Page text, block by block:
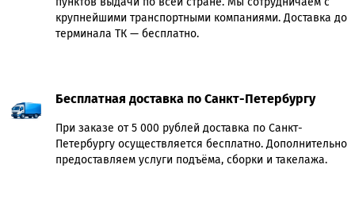
крупнейшими транспортными компаниями. Доставка до
терминала ТК — бесплатно.
Бесплатная доставка по Санкт-Петербургу
При заказе от 5 000 рублей доставка по Санкт-
Петербургу осуществляется бесплатно. Дополнительно
предоставляем услуги подъёма, сборки и такелажа.